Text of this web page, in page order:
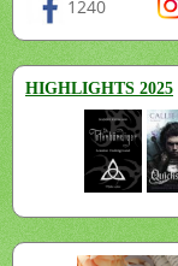
1240
HIGHLIGHTS 2025